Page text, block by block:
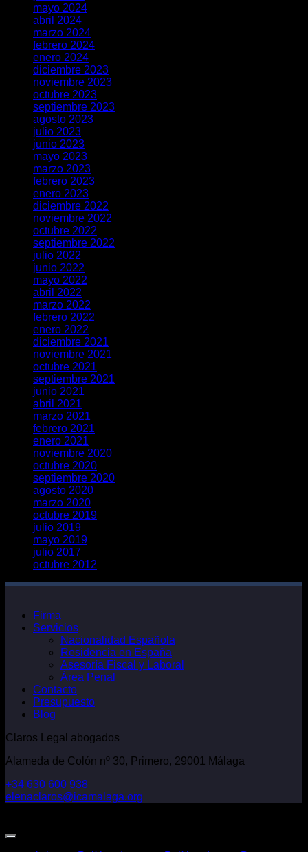
mayo 2024
abril 2024
marzo 2024
febrero 2024
enero 2024
diciembre 2023
noviembre 2023
octubre 2023
septiembre 2023
agosto 2023
julio 2023
junio 2023
mayo 2023
marzo 2023
febrero 2023
enero 2023
diciembre 2022
noviembre 2022
octubre 2022
septiembre 2022
julio 2022
junio 2022
mayo 2022
abril 2022
marzo 2022
febrero 2022
enero 2022
diciembre 2021
noviembre 2021
octubre 2021
septiembre 2021
junio 2021
abril 2021
marzo 2021
febrero 2021
enero 2021
noviembre 2020
octubre 2020
septiembre 2020
agosto 2020
marzo 2020
octubre 2019
julio 2019
mayo 2019
julio 2017
octubre 2012
Firma
Servicios
Nacionalidad Española
Residencia en España
Asesoría Fiscal y Laboral
Área Penal
Contacto
Presupuesto
Blog
Claros Legal abogados
Alameda de Colón nº 30, Primero, 29001 Málaga
+34 630 600 938
elenaclaros@icamalaga.org